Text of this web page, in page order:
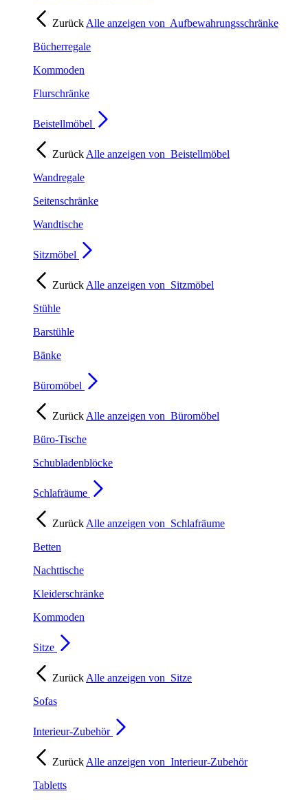
Zurück Alle anzeigen von Aufbewahrungsschränke
Bücherregale
Kommoden
Flurschränke
Beistellmöbel
Zurück Alle anzeigen von Beistellmöbel
Wandregale
Seitenschränke
Wandtische
Sitzmöbel
Zurück Alle anzeigen von Sitzmöbel
Stühle
Barstühle
Bänke
Büromöbel
Zurück Alle anzeigen von Büromöbel
Büro-Tische
Schubladenblöcke
Schlafräume
Zurück Alle anzeigen von Schlafräume
Betten
Nachttische
Kleiderschränke
Kommoden
Sitze
Zurück Alle anzeigen von Sitze
Sofas
Interieur-Zubehör
Zurück Alle anzeigen von Interieur-Zubehör
Tabletts